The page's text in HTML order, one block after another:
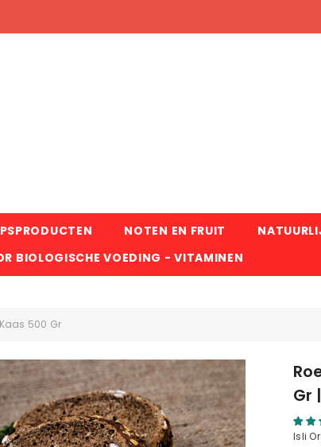
NOTEN EN FRUIT
BIOLOGISCHE VOEDING - VITAMINEN
500 Gr
Gr
Isli